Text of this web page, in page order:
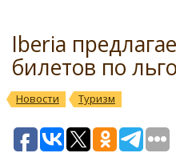
Iberia
билетов по
Новости Туризм